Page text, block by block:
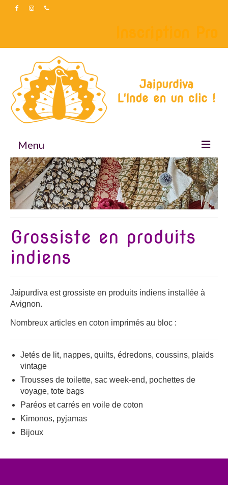
Inscription Pro
Menu
Accueil
Boutique
Bijoux
Etoles, foulards, paréos, carrés
Textile maison
Vêtements
Présentation Marie-Lise Corda
Blog
Contact
Grossiste en produits
indiens
Jaipurdiva est grossiste en produits indiens installée à
Avignon.
Nombreux articles en coton imprimés au bloc :
Jetés de lit, nappes, quilts, édredons, coussins, plaids
vintage
Trousses de toilette, sac week-end, pochettes de
voyage, tote bags
Paréos et carrés en voile de coton
Kimonos, pyjamas
Bijoux